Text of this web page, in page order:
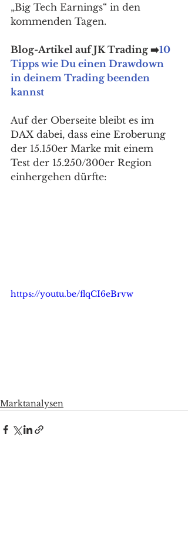
„Big Tech Earnings“ in den
kommenden Tagen.
Blog-Artikel auf JK Trading ➡️10
Tipps wie Du einen Drawdown
in deinem Trading beenden
kannst
Auf der Oberseite bleibt es im
DAX dabei, dass eine Eroberung
der 15.150er Marke mit einem
Test der 15.250/300er Region
einhergehen dürfte:
https://youtu.be/flqCI6eBrvw
Marktanalysen